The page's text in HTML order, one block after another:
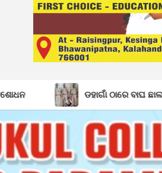
ଡହାଗାଁ ଠାରେ ବାଘ ଛାଲ ଜବତ, ଜଣେ ଗିରଫ